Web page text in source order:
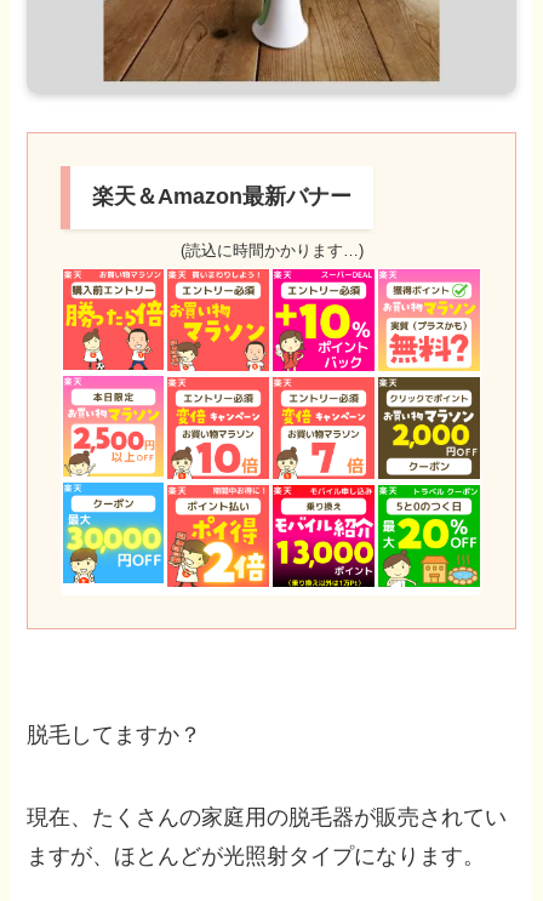
楽天＆Amazon最新バナー
(読込に時間かかります…)
脱毛してますか？
現在、たくさんの家庭用の脱毛器が販売されてい
ますが、ほとんどが光照射タイプになります。